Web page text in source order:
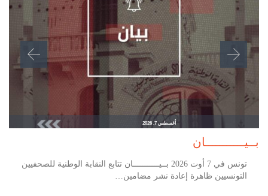
أغسطس 7, 2026
بــيـــــــــــان
تونس في 7 أوت 2026 بــيـــــــــــان تتابع النقابة الوطنية للصحفيين
التونسيين ظاهرة إعادة نشر مضامين…